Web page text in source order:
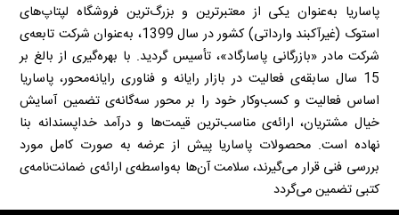
پاساریا به‌عنوان یکی از معتبرترین و بزرگ‌ترین فروشگاه لپتاپ‌های
استوک (غیرآکبند وارداتی) کشور در سال 1399، به‌عنوان شرکت تابعه‌ی
شرکت مادر «بازرگانی پاسارگاد»، تأسیس گردید. با بهره‌گیری از بالغ بر
15 سال سابقه‌ی فعالیت در بازار رایانه و فناوری رایانه‌محور، پاساریا
اساس فعالیت و کسب‌وکار خود را بر محور سه‌گانه‌ی تضمین آسایش
خیال مشتریان، ارائه‌ی مناسب‌ترین قیمت‌ها و درآمد خداپسندانه بنا
نهاده است. محصولات پاساریا پیش از عرضه به صورت کامل مورد
بررسی فنی قرار می‌گیرند، سلامت آن‌ها به‌واسطه‌ی ارائه‌ی ضمانت‌نامه‌ی
کتبی تضمین می‌گردد